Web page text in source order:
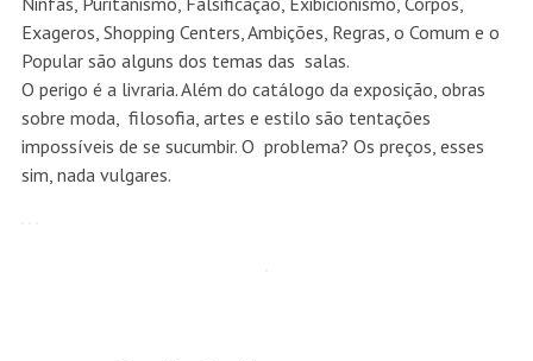
Exageros, Shopping Centers, Ambições, Regras, o Comum e o
Popular são alguns dos temas das salas.
O perigo é a livraria. Além do catálogo da exposição, obras
sobre moda, filosofia, artes e estilo são tentações
impossíveis de se sucumbir. O problema? Os preços, esses
sim, nada vulgares.